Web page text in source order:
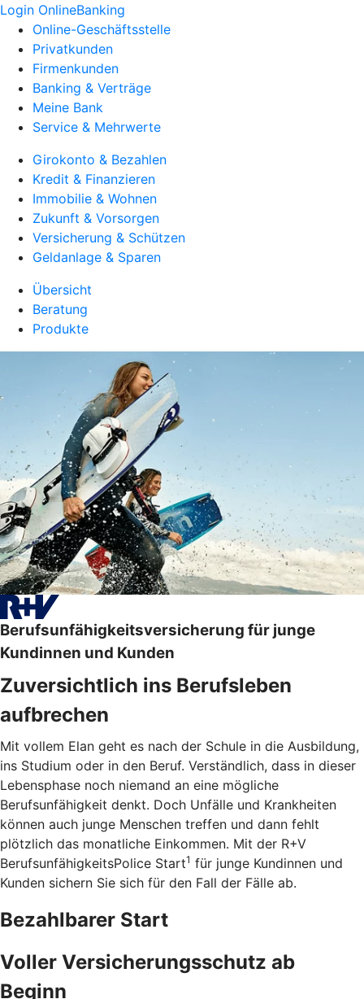
Login OnlineBanking
Online-Geschäftsstelle
Privatkunden
Firmenkunden
Banking & Verträge
Meine Bank
Service & Mehrwerte
Girokonto & Bezahlen
Kredit & Finanzieren
Immobilie & Wohnen
Zukunft & Vorsorgen
Versicherung & Schützen
Geldanlage & Sparen
Übersicht
Beratung
Produkte
Berufsunfähigkeitsversicherung für junge
Kundinnen und Kunden
Zuversichtlich ins Berufsleben
aufbrechen
Mit vollem Elan geht es nach der Schule in die Ausbildung,
ins Studium oder in den Beruf. Verständlich, dass in dieser
Lebensphase noch niemand an eine mögliche
Berufsunfähigkeit denkt. Doch Unfälle und Krankheiten
können auch junge Menschen treffen und dann fehlt
plötzlich das monatliche Einkommen. Mit der R+V
BerufsunfähigkeitsPolice Start1 für junge Kundinnen und
Kunden sichern Sie sich für den Fall der Fälle ab.
Bezahlbarer Start
Voller Versicherungsschutz ab
Beginn